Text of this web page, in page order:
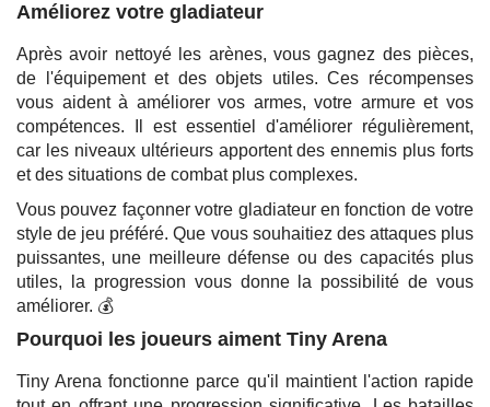
Améliorez votre gladiateur
Après avoir nettoyé les arènes, vous gagnez des pièces,
de l'équipement et des objets utiles. Ces récompenses
vous aident à améliorer vos armes, votre armure et vos
compétences. Il est essentiel d'améliorer régulièrement,
car les niveaux ultérieurs apportent des ennemis plus forts
et des situations de combat plus complexes.
Vous pouvez façonner votre gladiateur en fonction de votre
style de jeu préféré. Que vous souhaitiez des attaques plus
puissantes, une meilleure défense ou des capacités plus
utiles, la progression vous donne la possibilité de vous
améliorer. 💰
Pourquoi les joueurs aiment Tiny Arena
Tiny Arena fonctionne parce qu'il maintient l'action rapide